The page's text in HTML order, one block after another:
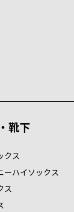
靴下
クス
ーハイソックス
ス